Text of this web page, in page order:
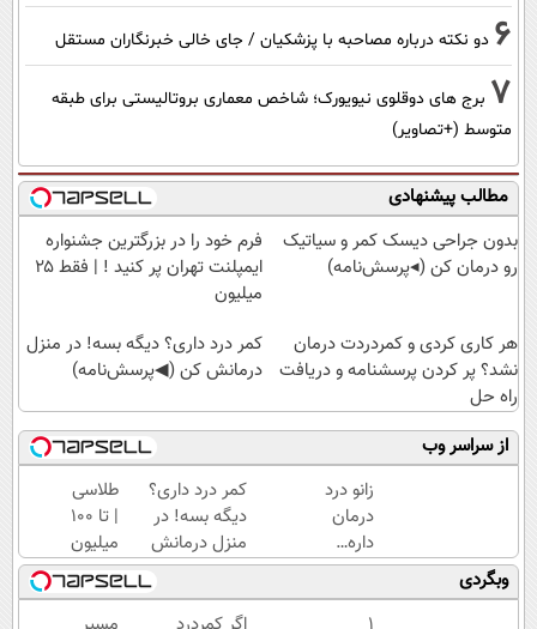
6 دو نکته درباره مصاحبه با پزشکیان / جای خالی خبرنگاران مستقل
7 برج های دوقلوی نیویورک؛ شاخص معماری بروتالیستی برای طبقه
متوسط (+تصاویر)
مطالب پیشنهادی
بدون جراحی دیسک کمر و سیاتیک
رو درمان کن (◂پرسش‌نامه)
فرم خود را در بزرگترین جشنواره
ایمپلنت تهران پر کنید ! | فقط ۲۵
میلیون
هر کاری کردی و کمردردت درمان
نشد؟ پر کردن پرسشنامه و دریافت
راه حل
کمر درد داری؟ دیگه بسه! در منزل
درمانش کن (◀پرسش‌نامه)
از سراسر وب
زانو درد
درمان
داره…
چرا
هنوز
داری
کمر درد داری؟
دیگه بسه! در
منزل درمانش
کن
(◀پرسش‌نامه)
طلاسی
| تا 100
میلیون
وام
آنی
خرید
وبگردی